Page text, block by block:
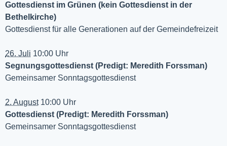
Gottesdienst im Grünen (kein Gottesdienst in der
Bethelkirche)
Gottesdienst für alle Generationen auf der Gemeindefreizeit
26. Juli 10:00 Uhr
Segnungsgottesdienst (Predigt: Meredith Forssman)
Gemeinsamer Sonntagsgottesdienst
2. August10:00 Uhr
Gottesdienst (Predigt: Meredith Forssman)
Gemeinsamer Sonntagsgottesdienst